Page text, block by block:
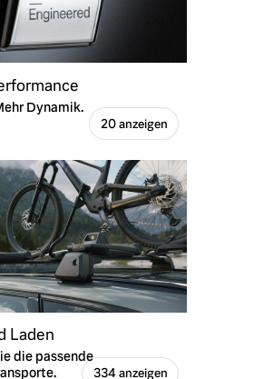
Dynamik.
20 anzeigen
Laden
die passende
334 anzeigen